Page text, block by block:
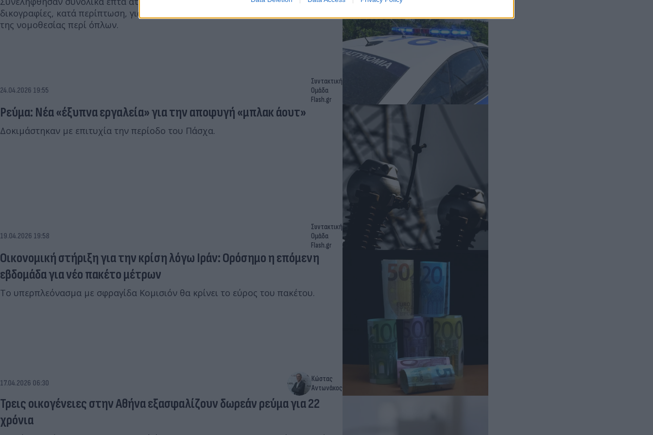
δικογραφίες, κατά περίπτωση, για κλοπή ηλεκτρικής ενέργειας και παραβάσεις
της νομοθεσίας περί όπλων.
24.04.2026 19:55
Συντακτική
Ομάδα
Flash.gr
Ρεύμα: Νέα «έξυπνα εργαλεία» για την αποφυγή «μπλακ άουτ»
Δοκιμάστηκαν με επιτυχία την περίοδο του Πάσχα.
19.04.2026 19:58
Συντακτική
Ομάδα
Flash.gr
Οικονομική στήριξη για την κρίση λόγω Ιράν: Ορόσημο η επόμενη
εβδομάδα για νέο πακέτο μέτρων
Το υπερπλεόνασμα με σφραγίδα Κομισιόν θα κρίνει το εύρος του πακέτου.
17.04.2026 06:30
Κώστας
Αντωνάκος
Τρεις οικογένειες στην Αθήνα εξασφαλίζουν δωρεάν ρεύμα για 22
χρόνια